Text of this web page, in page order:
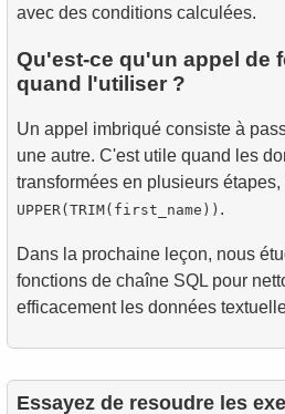
avec des conditions calculées.
Qu'est-ce qu'un appel de
quand l'utiliser ?
Un appel imbriqué consiste à
une autre. C'est utile quand les
transformées en plusieurs
UPPER(TRIM(first_name)) .
Dans la prochaine leçon, nous
fonctions de chaîne SQL pour
efficacement les données
Essayez de resoudre les